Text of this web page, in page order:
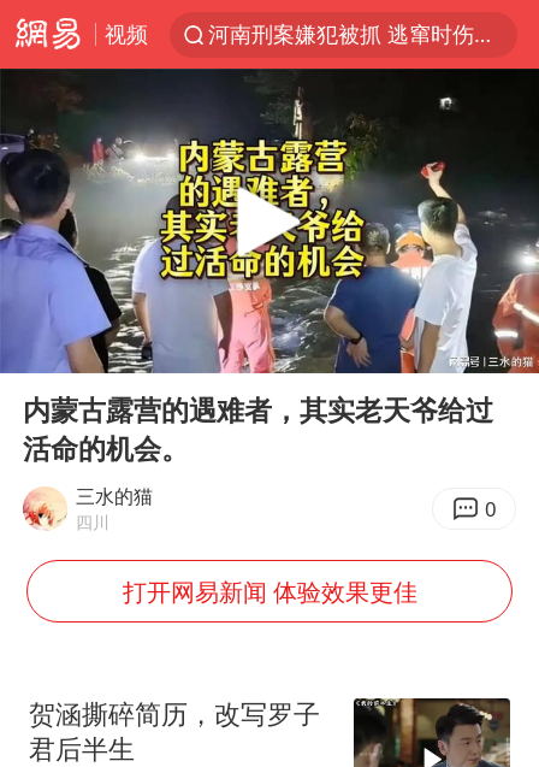
视频
河南刑案嫌犯被抓 逃窜时伤害多人
国乒女单三将晋级四强
光影经济撬动暑期消费新蓝海
大V：马科斯把路走绝了
白海豚将正面袭击贯穿浙江
情侣平潭拍日出坠崖1死1伤
杭州全市有序停课
陈思诚零点晒照为佟丽娅庆生
36岁男演员成景区NPC后人气爆棚
身体出现这几个信号可能是肝在求救
宇树王兴兴被问了360多个问题
几元成本的AI广告导致千万市值蒸发
台当局重金为“台独”织“皇帝新衣”
Play
00:00 00:47
内蒙古露营的遇难者，其实老天爷给过
活命的机会。
三水的猫
四川 0
打开网易新闻 体验效果更佳
贺涵撕碎简历，改写罗子
君后半生